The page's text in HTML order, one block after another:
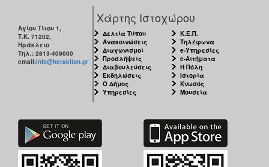
Αγίου Τίτου 1,
Τ.Κ. 71202,
Ηράκλειο
Τηλ.: 2813-409000
email:info@heraklion.gr
Χάρτης Ιστοχώρου
Δελτία Τύπου
Ανακοινώσεις
Διαγωνισμοί
Προσλήψεις
Διαβουλεύσεις
Εκδηλώσεις
Ο Δήμος
Υπηρεσίες
Κ.Ε.Π.
Τηλέφωνα
e-Υπηρεσίες
e-Αιτήματα
Η Πόλη
Ιστορία
Κνωσός
Μουσεία